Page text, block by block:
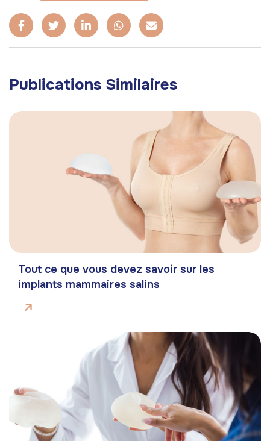
Publications Similaires
Tout ce que vous devez savoir sur les
implants mammaires salins